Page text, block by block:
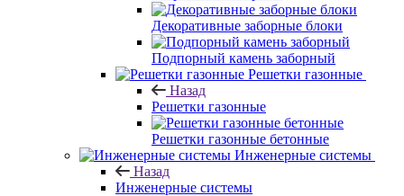
Декоративные заборные блоки
Подпорный камень заборный
Решетки газонные
Назад
Решетки газонные
Решетки газонные бетонные
Инженерные системы
Назад
Инженерные системы